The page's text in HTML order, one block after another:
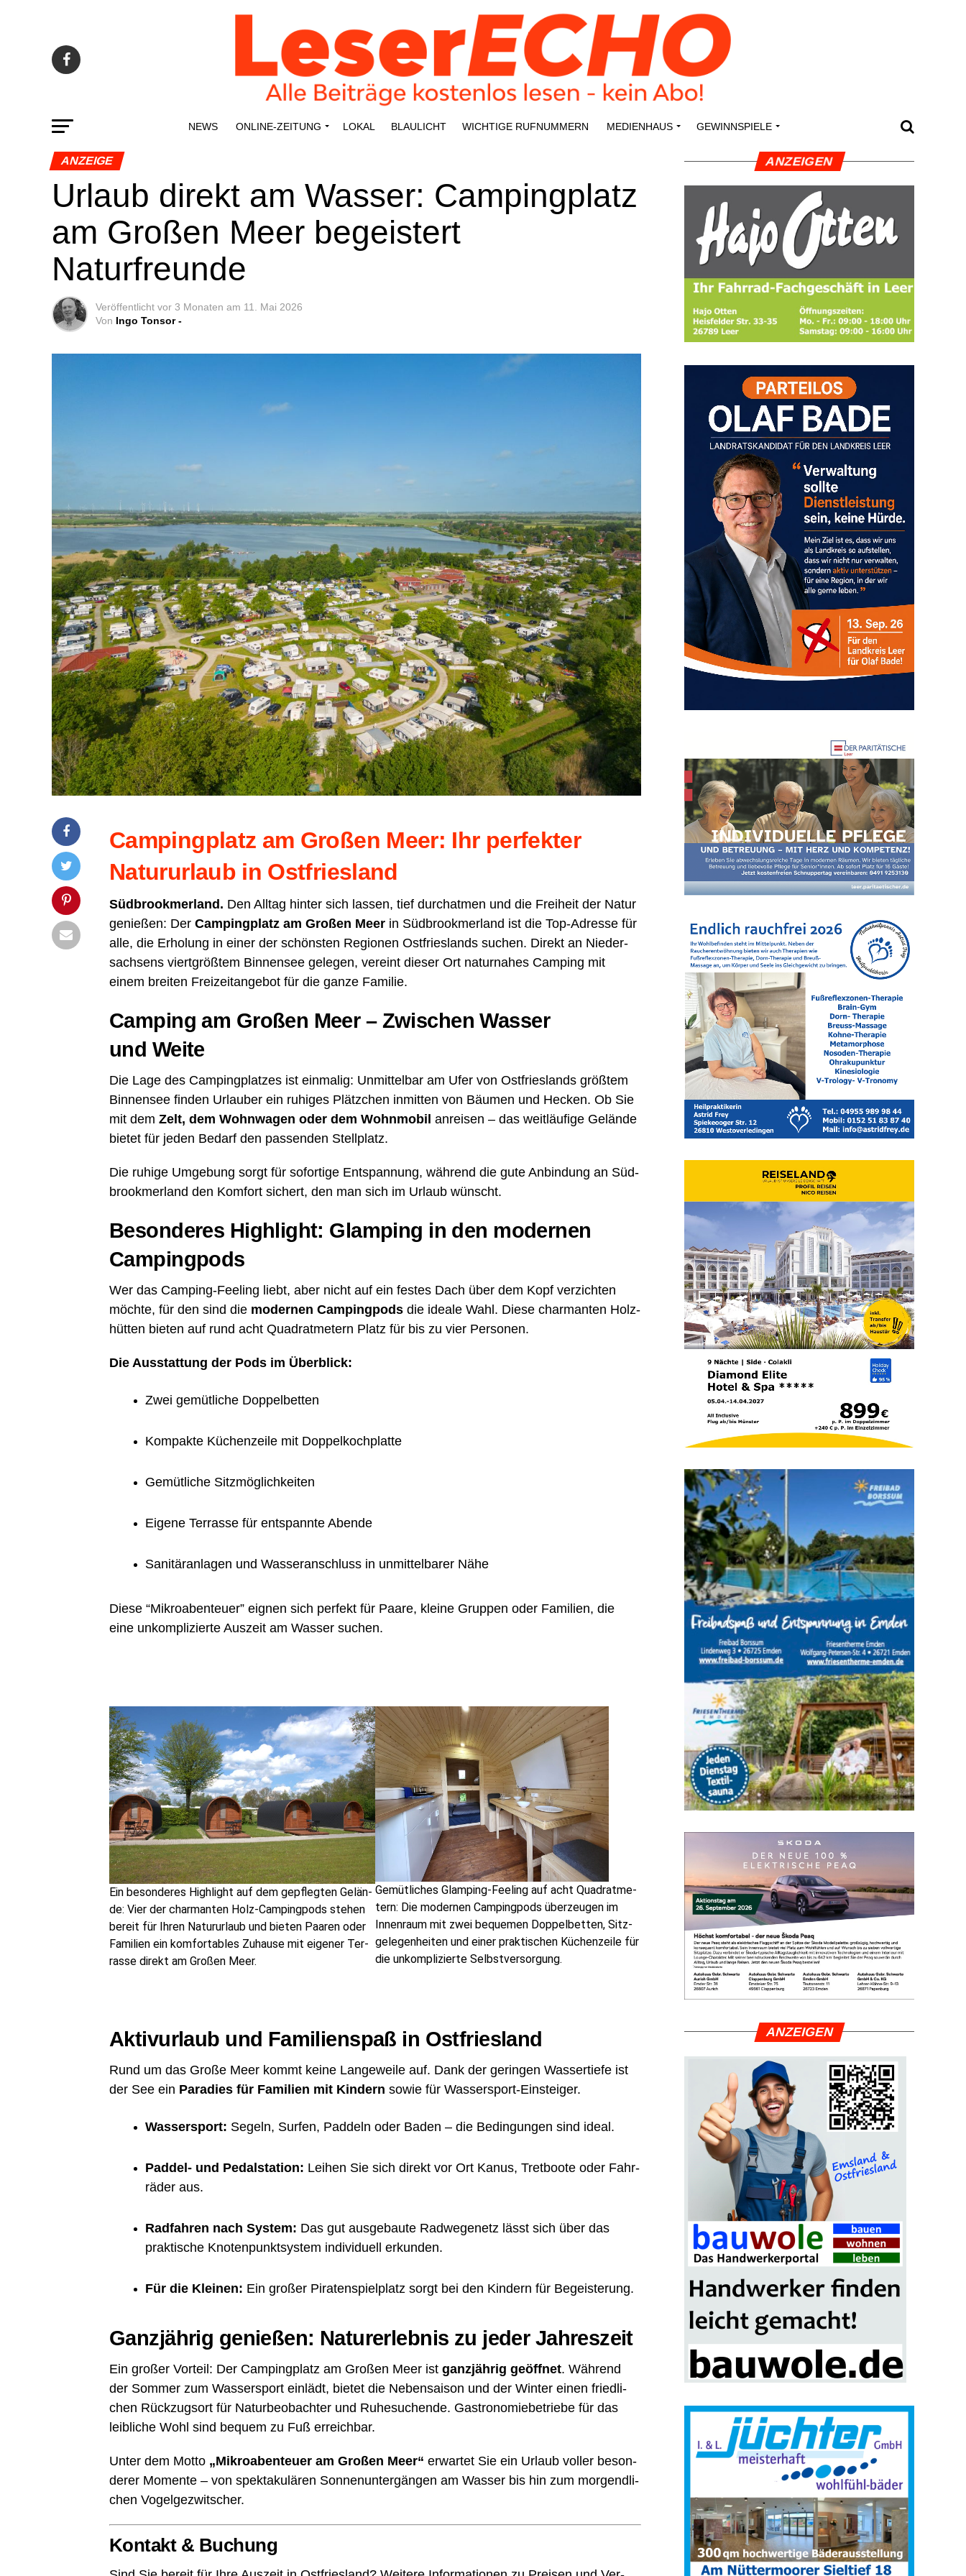
NEWS ONLINE-ZEI­­TUNG LOKAL BLAU­LICHT WICH­TI­GE RUFNUMMERN MEDI­EN­HAUS GEWINN­SPIE­LE
ANZEIGE
Urlaub direkt am Was­ser: Cam­ping­platz
am Gro­ßen Meer begeis­tert
Naturfreunde
Veröffentlicht vor 3 Monaten am 11. Mai 2026
Von Ingo Tonsor -
Cam­ping­platz am Gro­ßen Meer: Ihr per­fek­ter
Natur­ur­laub in Ostfriesland
Süd­brook­mer­land. Den All­tag hin­ter sich las­sen, tief durch­at­men und die Frei­heit der Natur
genie­ßen: Der Cam­ping­platz am Gro­ßen Meer in Süd­brook­mer­land ist die Top-Adres­se für
alle, die Erho­lung in einer der schöns­ten Regio­nen Ost­fries­lands suchen. Direkt an Nie­der­
sach­sens viert­größ­tem Bin­nen­see gele­gen, ver­eint die­ser Ort natur­na­hes Cam­ping mit
einem brei­ten Frei­zeit­an­ge­bot für die gan­ze Familie.
Cam­ping am Gro­ßen Meer – Zwi­schen Was­ser
und Weite
Die Lage des Cam­ping­plat­zes ist ein­ma­lig: Unmit­tel­bar am Ufer von Ost­fries­lands größ­tem
Bin­nen­see fin­den Urlau­ber ein ruhi­ges Plätz­chen inmit­ten von Bäu­men und Hecken. Ob Sie
mit dem Zelt, dem Wohn­wa­gen oder dem Wohn­mo­bil anrei­sen – das weit­läu­fi­ge Gelän­de
bie­tet für jeden Bedarf den pas­sen­den Stellplatz.
Die ruhi­ge Umge­bung sorgt für sofor­ti­ge Ent­span­nung, wäh­rend die gute Anbin­dung an Süd­
brook­mer­land den Kom­fort sichert, den man sich im Urlaub wünscht.
Beson­de­res High­light: Glam­ping in den moder­nen
Campingpods
Wer das Cam­ping-Fee­ling liebt, aber nicht auf ein fes­tes Dach über dem Kopf ver­zich­ten
möch­te, für den sind die moder­nen Cam­ping­pods die idea­le Wahl. Die­se char­man­ten Holz­
hüt­ten bie­ten auf rund acht Qua­drat­me­tern Platz für bis zu vier Personen.
Die Aus­stat­tung der Pods im Überblick:
Zwei gemüt­li­che Doppelbetten
Kom­pak­te Küchen­zei­le mit Doppelkochplatte
Gemüt­li­che Sitzmöglichkeiten
Eige­ne Ter­ras­se für ent­spann­te Abende
Sani­tär­an­la­gen und Was­ser­an­schluss in unmit­tel­ba­rer Nähe
Die­se “Mikro­aben­teu­er” eig­nen sich per­fekt für Paa­re, klei­ne Grup­pen oder Fami­li­en, die
eine unkom­pli­zier­te Aus­zeit am Was­ser suchen.
Ein beson­de­res High­light auf dem gepfleg­ten Gelän­
de: Vier der char­man­ten Holz-Cam­ping­pods ste­hen
bereit für Ihren Natur­ur­laub und bie­ten Paa­ren oder
Fami­li­en ein kom­for­ta­bles Zuhau­se mit eige­ner Ter­
ras­se direkt am Gro­ßen Meer.
Gemüt­li­ches Glam­ping-Fee­ling auf acht Qua­drat­me­
tern: Die moder­nen Cam­ping­pods über­zeu­gen im
Innen­raum mit zwei beque­men Dop­pel­bet­ten, Sitz­
ge­le­gen­hei­ten und einer prak­ti­schen Küchen­zei­le für
die unkom­pli­zier­te Selbstversorgung.
Aktiv­ur­laub und Fami­li­en­spaß in Ostfriesland
Rund um das Gro­ße Meer kommt kei­ne Lan­ge­wei­le auf. Dank der gerin­gen Was­ser­tie­fe ist
der See ein Para­dies für Fami­li­en mit Kin­dern sowie für Wassersport-Einsteiger.
Was­ser­sport: Segeln, Sur­fen, Pad­deln oder Baden – die Bedin­gun­gen sind ideal.
Pad­del- und Pedal­sta­ti­on: Lei­hen Sie sich direkt vor Ort Kanus, Tret­boo­te oder Fahr­
rä­der aus.
Rad­fah­ren nach Sys­tem: Das gut aus­ge­bau­te Rad­we­ge­netz lässt sich über das
prak­ti­sche Kno­ten­punkt­sys­tem indi­vi­du­ell erkunden.
Für die Klei­nen: Ein gro­ßer Pira­ten­spiel­platz sorgt bei den Kin­dern für Begeisterung.
Ganz­jäh­rig genie­ßen: Natur­er­leb­nis zu jeder Jahreszeit
Ein gro­ßer Vor­teil: Der Cam­ping­platz am Gro­ßen Meer ist ganz­jäh­rig geöff­net. Wäh­rend
der Som­mer zum Was­ser­sport ein­lädt, bie­tet die Neben­sai­son und der Win­ter einen fried­li­
chen Rück­zugs­ort für Natur­be­ob­ach­ter und Ruhe­su­chen­de. Gas­tro­no­mie­be­trie­be für das
leib­li­che Wohl sind bequem zu Fuß erreichbar.
Unter dem Mot­to „Mikro­aben­teu­er am Gro­ßen Meer“ erwar­tet Sie ein Urlaub vol­ler beson­
de­rer Momen­te – von spek­ta­ku­lä­ren Son­nen­un­ter­gän­gen am Was­ser bis hin zum mor­gend­li­
chen Vogelgezwitscher.
Kon­takt & Buchung
ANZEI­GEN
ANZEI­GEN